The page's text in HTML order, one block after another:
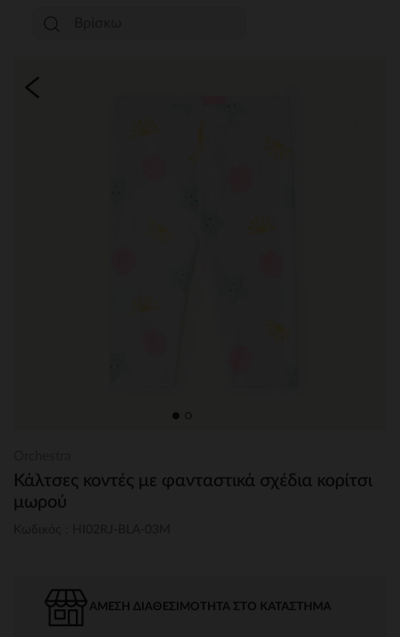
Κάλτσες κοντές με φανταστικά σχέδια κορίτσι
μωρού
ΆΜΕΣΗ ΔΙΑΘΕΣΙΜΌΤΗΤΑ ΣΤΟ ΚΑΤΆΣΤΗΜΑ